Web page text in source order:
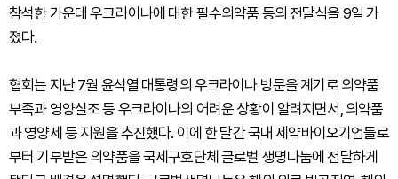
참석한 가운데 우크라이나에 대한 필수의약품 등의 전달식을 9일 가
졌다.
협회는 지난 7월 윤석열 대통령의 우크라이나 방문을 계기로 의약품
부족과 영양실조 등 우크라이나의 어려운 상황이 알려지면서, 의약품
과 영양제 등 지원을 추진했다. 이에 한 달간 국내 제약바이오기업들로
부터 기부받은 의약품을 국제구호단체 글로벌 생명나눔에 전달하게